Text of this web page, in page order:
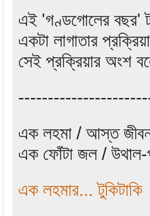
এই 'গণ্ডগোলের বছর'
একটা লাগাতার
সেই প্রক্রিয়ার অংশ
এক লহমা / আস্ত
এক ফোঁটা জল /
এক লহমার... টুকিটাকি